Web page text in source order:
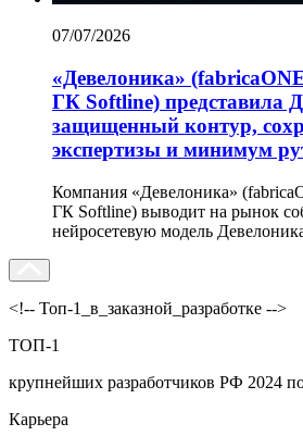
07/07/2026
«Девелоника»
ГК Softline) представила
защищенный контур,
экспертизы и минимум
Компания «Девелоника»
ГК Softline) выводит на рынок
нейросетевую модель
<!-- Топ-1_в_заказной_разработке -->
ТОП-1
крупнейших разработчиков РФ 2024
Карьера